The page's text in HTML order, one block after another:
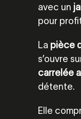
avec un
pour
La pièce
s’ouvre
carrelée
détente.
Elle